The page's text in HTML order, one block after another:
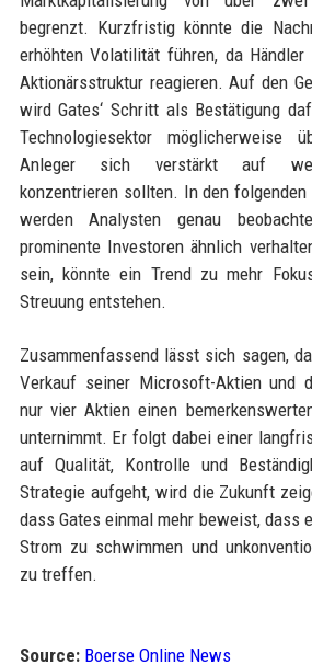
begrenzt. Kurzfristig könnte die
erhöhten Volatilität führen, da
Aktionärsstruktur reagieren. Auf den
wird Gates‘ Schritt als Bestätigung
Technologiesektor möglicherweise
Anleger sich verstärkt auf
konzentrieren sollten. In den folgenden
werden Analysten genau
prominente Investoren ähnlich
sein, könnte ein Trend zu mehr
Streuung entstehen.
Zusammenfassend lässt sich sagen,
Verkauf seiner Microsoft-Aktien und
nur vier Aktien einen
unternimmt. Er folgt dabei einer
auf Qualität, Kontrolle und
Strategie aufgeht, wird die Zukunft
dass Gates einmal mehr beweist, dass
Strom zu schwimmen und
zu treffen.
Source: Boerse Online News